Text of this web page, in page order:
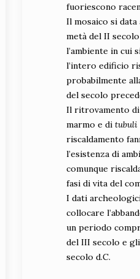
fuoriescono
Il mosaico si data
metà del II secolo
l’ambiente in cui
l’intero edificio
probabilmente
del secolo
Il ritrovamento
marmo e di tubuli
riscaldamento
l’esistenza di
comunque
fasi di vita del
I dati
collocare
un periodo
del III secolo e
secolo d.C.